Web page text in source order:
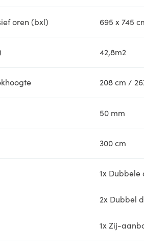
oren (bxl) 695 x 745
42,8m2
208 cm /
50 mm
300 cm
1x Dubbele
2x Dubbel
1x Zij-